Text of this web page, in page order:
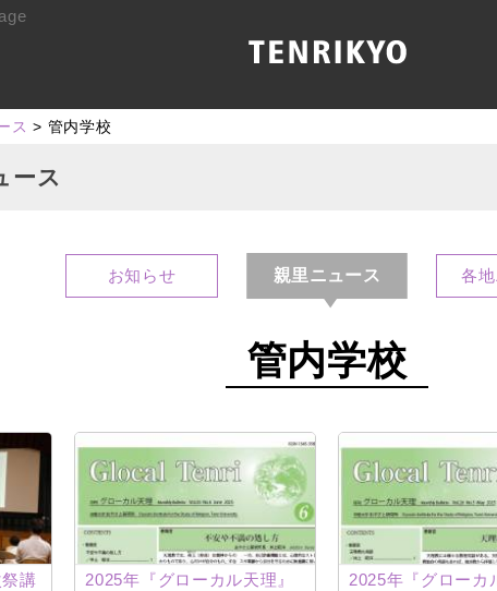
ス > 管内学校
ース
お知らせ 親里ニュース 各
管内学校
講
2025年『グローカル天理』
2025年『グローカ